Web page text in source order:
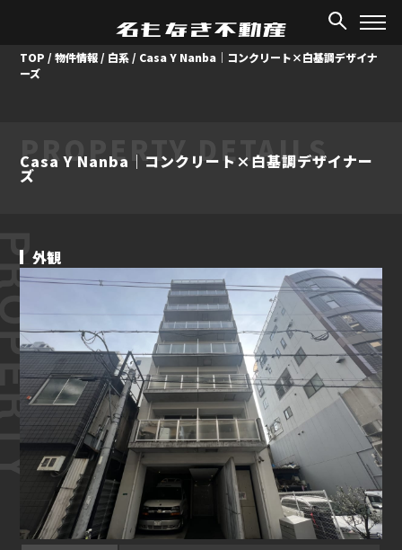
TOP /物件情報 / 白系 / Casa Y Nanba｜コンクリート×白基調デザイナ
ーズ
PROPERTY DETAILS
Casa Y Nanba｜コンクリート×白基調デザイナー
ズ
外観